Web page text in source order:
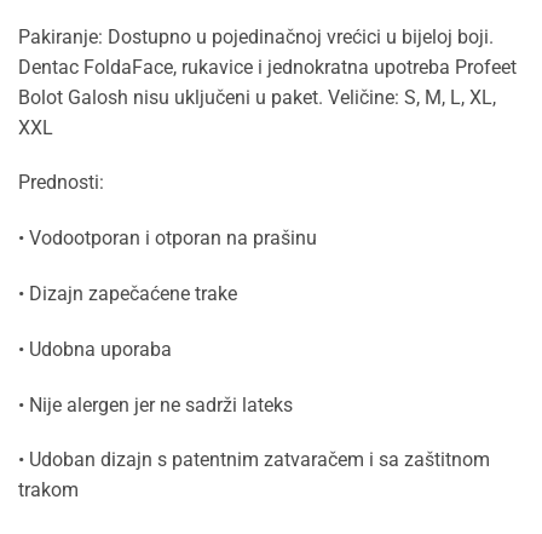
Pakiranje: Dostupno u pojedinačnoj vrećici u bijeloj boji.
Dentac FoldaFace, rukavice i jednokratna upotreba Profeet
Bolot Galosh nisu uključeni u paket. Veličine: S, M, L, XL,
XXL
Prednosti:
• Vodootporan i otporan na prašinu
• Dizajn zapečaćene trake
• Udobna uporaba
• Nije alergen jer ne sadrži lateks
• Udoban dizajn s patentnim zatvaračem i sa zaštitnom
trakom